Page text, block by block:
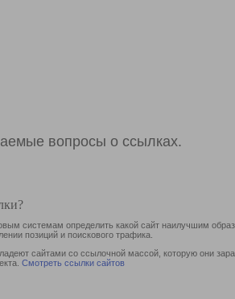
вопросы о ссылках.
системам определить какой сайт наилучшим
позиций и поискового трафика.
сайтами со ссылочной массой, которую они
Смотреть ссылки сайтов